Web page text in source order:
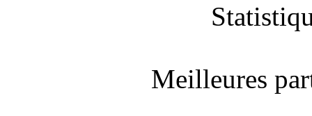
Meilleures